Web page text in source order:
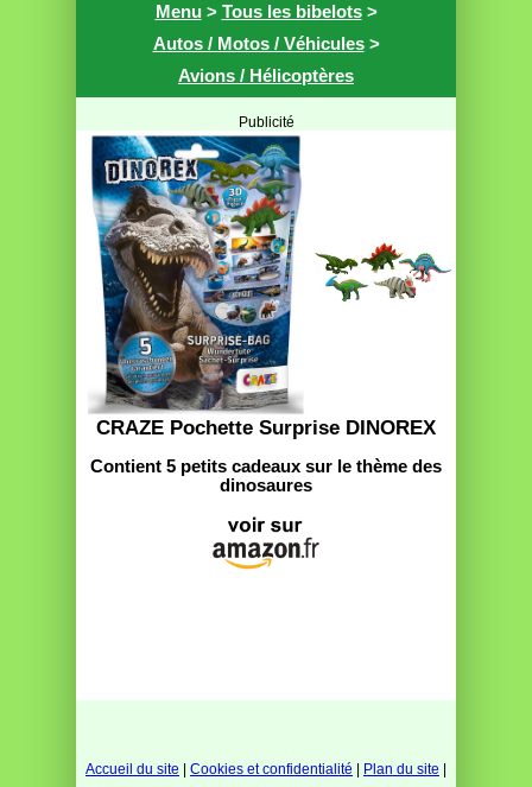
Menu> Tous les bibelots>
Autos / Motos / Véhicules>
Avions / Hélicoptères
Publicité
CRAZE Pochette Surprise DINOREX
Contient 5 petits cadeaux sur le thème des
dinosaures
Accueil du site Cookies et confidentialité Plan du site